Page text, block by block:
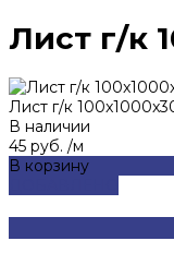
Лист г/к
Лист г/к
В наличии
45 руб. /м
В корзину